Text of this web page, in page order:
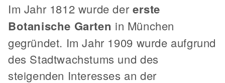
Im Jahr 1812 wurde der erste
Botanische Garten in München
gegründet. Im Jahr 1909 wurde aufgrund
des Stadtwachstums und des
steigenden Interesses an der